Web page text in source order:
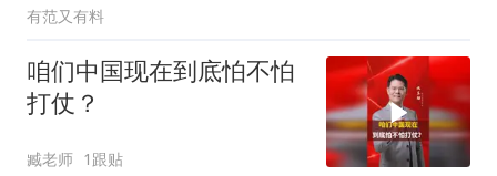
有范又有料
咱们中国现在到底怕不怕
打仗？
臧老师 1跟贴